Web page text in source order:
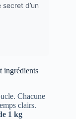
d’un
ingrédients
Chacune
clairs.
1 kg